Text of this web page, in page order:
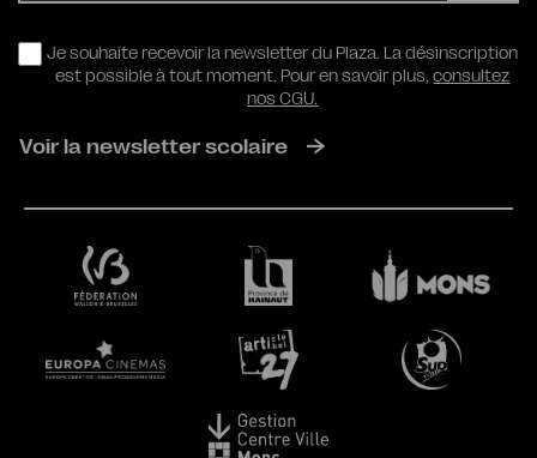
RGPD
Je souhaite recevoir la newsletter du Plaza. La désinscription
est possible à tout moment. Pour en savoir plus,consultez
nos CGU.
Voir la newsletter scolaire